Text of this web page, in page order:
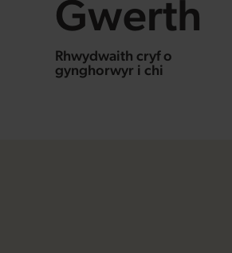
Gwerth
Rhwydwaith cryf o
gynghorwyr i chi